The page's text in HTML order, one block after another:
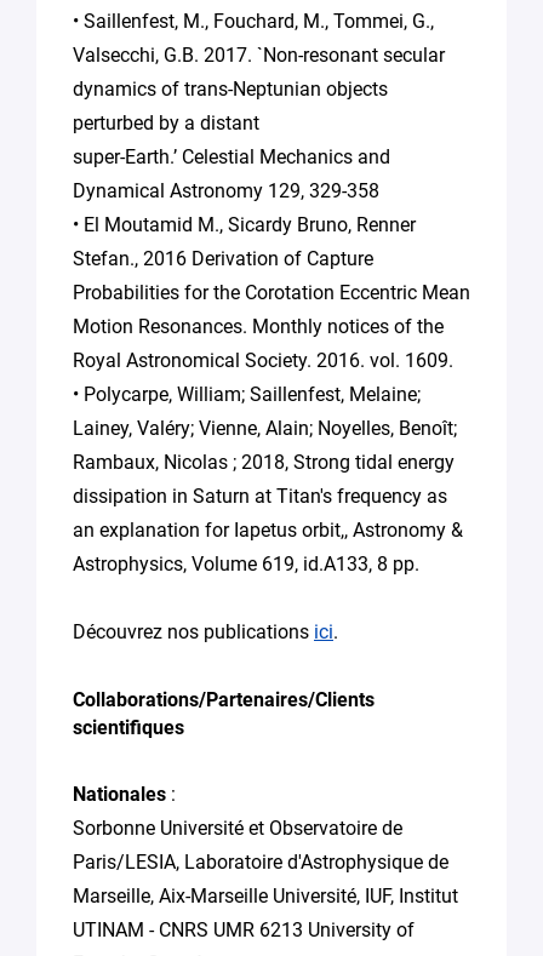
• Saillenfest, M., Fouchard, M., Tommei, G.,
Valsecchi, G.B. 2017. `Non-resonant secular
dynamics of trans-Neptunian objects
perturbed by a distant
super-Earth.’ Celestial Mechanics and
Dynamical Astronomy 129, 329-358
• El Moutamid M., Sicardy Bruno, Renner
Stefan., 2016 Derivation of Capture
Probabilities for the Corotation Eccentric Mean
Motion Resonances. Monthly notices of the
Royal Astronomical Society. 2016. vol. 1609.
• Polycarpe, William; Saillenfest, Melaine;
Lainey, Valéry; Vienne, Alain; Noyelles, Benoît;
Rambaux, Nicolas ; 2018, Strong tidal energy
dissipation in Saturn at Titan's frequency as
an explanation for Iapetus orbit,, Astronomy &
Astrophysics, Volume 619, id.A133, 8 pp.
Découvrez nos publications ici.
Collaborations/Partenaires/Clients
scientifiques
Nationales :
Sorbonne Université et Observatoire de
Paris/LESIA, Laboratoire d'Astrophysique de
Marseille, Aix-Marseille Université, IUF, Institut
UTINAM - CNRS UMR 6213 University of